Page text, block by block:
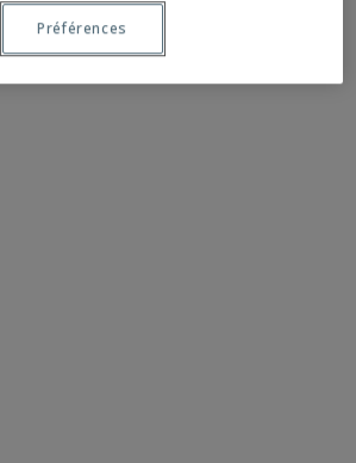
Préférences